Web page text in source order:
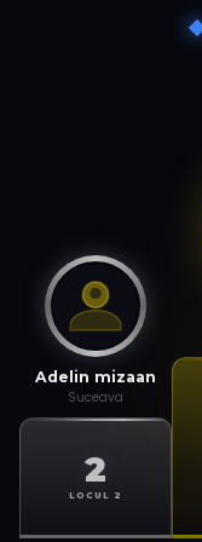
Adelin mizaan
Suceava
2
LOCUL 2